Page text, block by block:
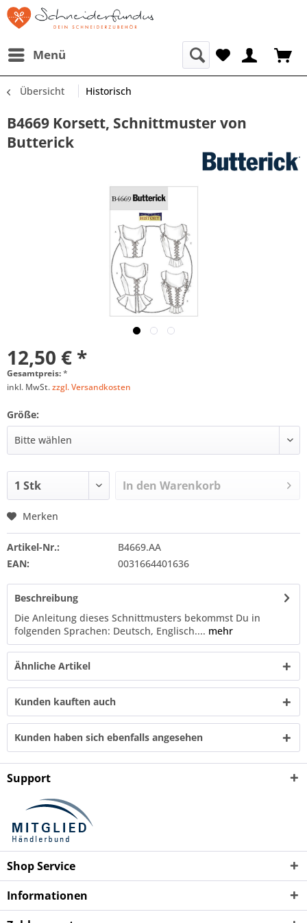
Menü
Übersicht Historisch
B4669 Korsett, Schnittmuster von
Butterick
12,50 € *
Gesamtpreis:*
inkl. MwSt.zzgl. Versandkosten
Größe:
In den Warenkorb
Merken
Artikel-Nr.:
B4669.AA
EAN:
0031664401636
Beschreibung
Die Anleitung dieses Schnittmusters bekommst Du in
folgenden Sprachen: Deutsch, Englisch.... mehr
Ähnliche Artikel
Kunden kauften auch
Kunden haben sich ebenfalls angesehen
Support
Shop Service
Informationen